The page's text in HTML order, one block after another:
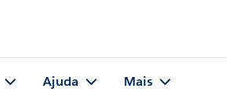
Ajuda Mais